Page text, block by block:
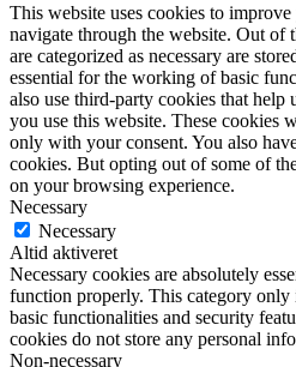
This website uses cookies to
navigate through the website. Out of
are categorized as necessary are
essential for the working of basic
also use third-party cookies that help
you use this website. These cookies
only with your consent. You also
cookies. But opting out of some of
on your browsing experience.
Necessary
Necessary
Altid aktiveret
Necessary cookies are absolutely
function properly. This category only
basic functionalities and security
cookies do not store any personal
Non-necessary